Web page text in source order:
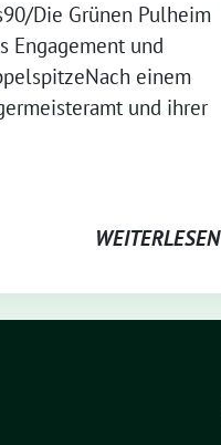
Die Grünen Pulheim
Engagement und
einem
und ihrer
WEITERLESEN